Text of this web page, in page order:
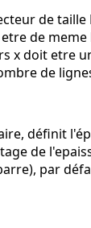
de taille
de meme
x doit etre
de
définit
de
par